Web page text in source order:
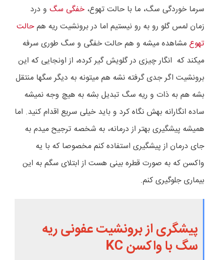
سرما خوردگی سگ، ما با حالت تهوع، خفگی سگ و درد
زمان لمس گلو رو به رو نیستیم اما در برونشیت ریه همحالت
تهوعمشاهده میشه و هم حالت خفگی و سگ طوری سرفه
میکند که انگار چیزی در گلویش گیر کرده، از اونجایی که این
برونشیت اگر جدی گرفته نشه هم میتونه به دیگر سگها منتقل
بشه هم به ذات و ریه سگ تبدیل بشه به هیچ وجه نمیشه
ساده انگارانه بهش نگاه کرد و باید خیلی سریع اقدام کنید. اما
همیشه پیشگیری بهتر از درمانه، به شخصه ترجیح میدم به
جای درمان از پیشگیری استفاده کنم مخصوصا که با یه
واکسن که به صورت قطره بینی هست از ابتلای سگم به این
بیماری جلوگیری کنم.
پیشگری از برونشیت عفونی ریه
سگ با واکسنKC